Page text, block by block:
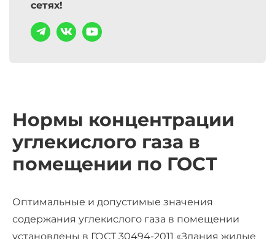
сетях!
Нормы концентрации
углекислого газа в
помещении по ГОСТ
Оптимальные и допустимые значения
содержания углекислого газа в помещении
установлены в ГОСТ 30494-2011 «Здания жилые